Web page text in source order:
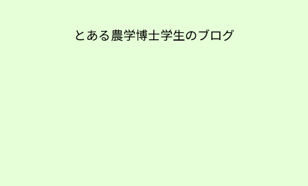
とある農学博士学生のブログ